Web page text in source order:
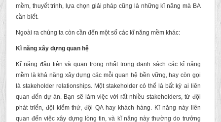
mềm, thuyết trình, lựa chọn giải pháp cũng là những kĩ năng mà BA
cần biết.
Ngoài ra chúng ta còn cần đến một số các kĩ năng mềm khác:
Kĩ năng xây dựng quan hệ
Kĩ năng đầu tiên và quan trọng nhất trong danh sách các kĩ năng
mềm là khả năng xây dựng các mỗi quan hệ bền vững, hay còn gọi
là stakeholder relationships. Một stakeholder có thể là bất kỳ ai liên
quan đến dự án. Bạn sẽ làm việc với rất nhiều stakeholders, từ đội
phát triển, đội kiểm thử, đội QA hay khách hàng. Kĩ năng này liên
quan đến việc xây dựng lòng tin, và kĩ năng này thường do trưởng